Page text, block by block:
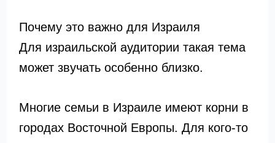
Почему это важно для Израиля
Для израильской аудитории такая тема
может звучать особенно близко.
Многие семьи в Израиле имеют корни в
городах Восточной Европы. Для кого-то